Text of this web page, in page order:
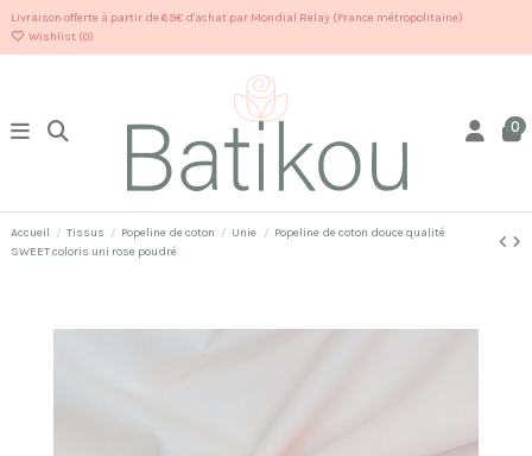
Livraison offerte à partir de 69€ d'achat par Mondial Relay (France métropolitaine)
Wishlist (0)
0
Accueil Tissus Popeline de coton Unie
Popeline de coton douce qualité
SWEET coloris uni rose poudré